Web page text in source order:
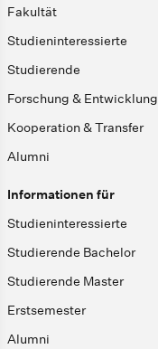
Fakultät
Studieninteressierte
Studierende
Forschung & Entwicklung
Kooperation & Transfer
Alumni
Informationen für
Studieninteressierte
Studierende Bachelor
Studierende Master
Erstsemester
Alumni